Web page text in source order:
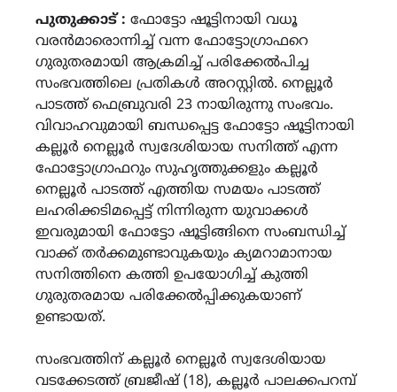
പുതുക്കാട് : ഫോട്ടോ ഷൂട്ടിനായി വധൂ
വരൻമാരൊന്നിച്ച് വന്ന ഫോട്ടോഗ്രാഫറെ
ഗുരുതരമായി ആക്രമിച്ച് പരിക്കേൽപിച്ച
സംഭവത്തിലെ പ്രതികൾ അറസ്റ്റിൽ. നെല്ലൂർ
പാടത്ത് ഫെബ്രുവരി 23 നായിരുന്നു സംഭവം.
വിവാഹവുമായി ബന്ധപ്പെട്ട ഫോട്ടോ ഷൂട്ടിനായി
കല്ലൂർ നെല്ലൂർ സ്വദേശിയായ സനിത്ത് എന്ന
ഫോട്ടോഗ്രാഫറും സുഹൃത്തുക്കളും കല്ലൂർ
നെല്ലൂർ പാടത്ത് എത്തിയ സമയം പാടത്ത്
ലഹരിക്കടിമപ്പെട്ട് നിന്നിരുന്ന യുവാക്കൾ
ഇവരുമായി ഫോട്ടോ ഷൂട്ടിങ്ങിനെ സംബന്ധിച്ച്
വാക്ക് തർക്കമുണ്ടാവുകയും ക്യമറാമാനായ
സനിത്തിനെ കത്തി ഉപയോഗിച്ച് കുത്തി
ഗുരുതരമായ പരിക്കേൽപ്പിക്കുകയാണ്
ഉണ്ടായത്.
സംഭവത്തിന് കല്ലൂർ നെല്ലൂർ സ്വദേശിയായ
വടക്കേടത്ത് ബ്രജീഷ് (18), കല്ലൂർ പാലക്കപറമ്പ്